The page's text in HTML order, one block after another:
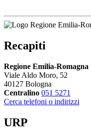
Recapiti
Regione Emilia-Romagna
Viale Aldo Moro, 52
40127 Bologna
Centralino 051 5271
Cerca telefoni o indirizzi
URP